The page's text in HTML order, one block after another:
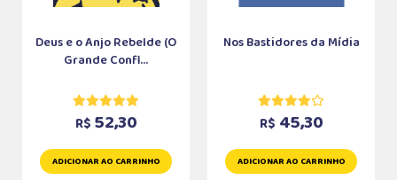
Deus e o Anjo Rebelde (O
Grande Confl...
R$ 52,30
ADICIONAR AO CARRINHO
Nos Bastidores da Mídia
R$ 45,30
ADICIONAR AO CARRINHO